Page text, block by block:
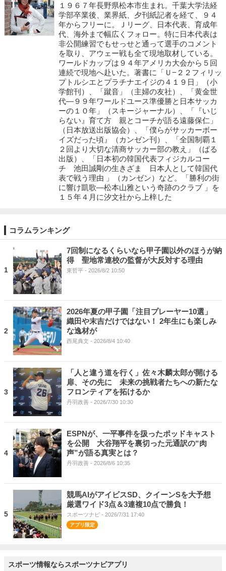
１９６７年長野県松本市生まれ。千葉大学法経
学部卒業後、業界紙、夕刊紙記者を経て、９４
年からフリーに。Ｊリーグ、日本代表、育成年
代、海外まで幅広くフォロー。特に日本代表は
非公開練習でもせっせと通って選手のコメント
を取り、アウェー戦も全て現地取材している。
ワールドカップは９４年アメリカ大会から５回
連続で現地へ赴いた。著書に「Ｕ−２２フィリッ
プトルシエとプラチナエイジの４１９日」（小
学館刊）、「蹴音」（主婦の友社）、「黄金世
代―９９年ワールドユース準優勝と日本サッカ
ーの１０年」（スキージャーナル）、「『いじ
らない』育て方 親とコーチが語る遠藤保仁」
（日本放送出版協会）、「僕らがサッカーボー
イズだった頃』（カンゼン刊）、「全国制覇１
２回より大切な清商サッカー部の教え」（ぱる
出版）、「日本初の韓国代表フィジカルコー
チ 池田誠剛の生きざま 日本人として韓国代
表で戦う理由 」（カンゼン）など。「勝利の街
に響け凱歌―松本山雅という奇跡のクラブ 」を
１５年４月に汐文社から上梓した
コラムランキング
1
7回制になるくらいなら甲子園以外のほうが納
得 聖地常連校の監督が大反対する理由
東哲平 - 2026/8/2 10:50
2
2026年夏の甲子園「注目プレーヤー10選」
織田や末吉だけではない！ 2年生にも楽しみ
な逸材が
西尾典文 - 2026/8/4 10:40
3
「人と違う道を行く」佐々木麟太郎が開ける
扉、その先に 未来の挑戦者たちへの新たな
フロンティアを拓けるか
丹羽政善 - 2026/7/30 10:30
4
ESPNが、一平事件を扱ったポッドキャスト
を公開 大谷翔平を裏切った元通訳の“肉
声”が語る真実とは？
丹羽政善 - 2026/8/6 10:35
5
競馬AIがアイビスSD、クイーンSを大予想
厳選ワイド3点＆3連複10点で勝負！
スポーツナビ - 2026/7/31 17:40
スポーツ情報ならスポーツナビアプリ